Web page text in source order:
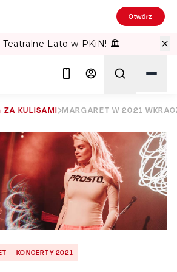
Otwórz
Teatralne Lato w PKiN! 🏛️
Szukaj
ZA KULISAMI MARGARET W 2021
KONCERTY 2021